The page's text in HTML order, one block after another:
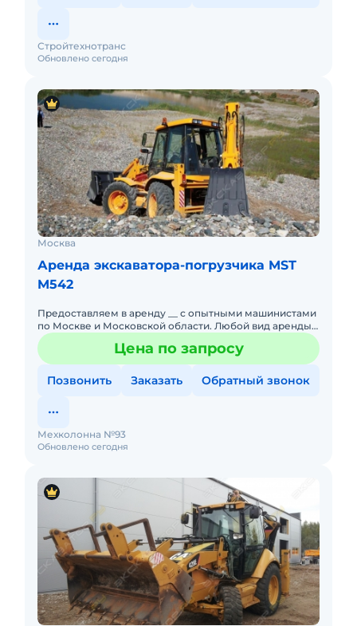
Обновлено сегодня
Стройтехнотранс
Москва
Аренда экскаватора-погрузчика MST
M542
Предоставляем в аренду __ с опытными машинистами
по Москве и Московской области. Любой вид аренды.
Долгосрочный, краткосрочный (почасовой,
посменный). При долгоЦена по запросу
Позвонить Заказать Обратный звонок
Обновлено сегодня
Мехколонна №93